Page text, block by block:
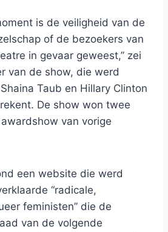
is de veiligheid van de
of de bezoekers van
in gevaar geweest,” zei
van de show, die werd
Taub en Hillary Clinton
De show won twee
van vorige
een website die werd
“radicale,
feministen” die de
van de volgende